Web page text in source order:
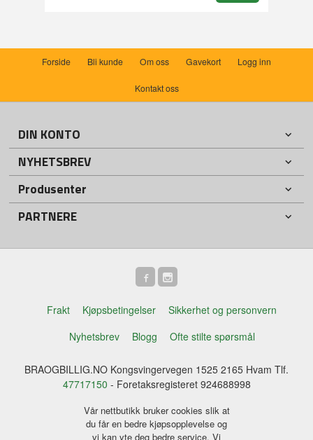
Forside Bli kunde Om oss Gavekort Logg inn
Kontakt oss
DIN KONTO
NYHETSBREV
Produsenter
PARTNERE
Frakt Kjøpsbetingelser
Sikkerhet og personvern
Nyhetsbrev
Blogg Ofte stilte spørsmål
BRAOGBILLIG.NO Kongsvingervegen 1525 2165 Hvam Tlf.
47717150 - Foretaksregisteret 924688998
Vår nettbutikk bruker cookies slik at
du får en bedre kjøpsopplevelse og
vi kan yte deg bedre service. Vi